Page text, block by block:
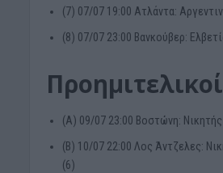
(7) 07/07 19:00 Ατλάντα:
(8) 07/07 23:00 Βανκούβερ:
Προημιτελικοί
(Α) 09/07 23:00 Βοστώνη:
(Β) 10/07 22:00 Λος Άντζελες:
(6)